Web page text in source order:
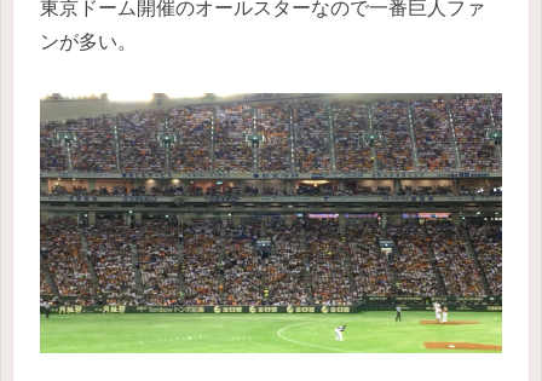
東京ドーム開催のオールスターなので一番巨人ファ
ンが多い。